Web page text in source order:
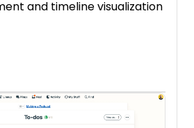
and timeline visualization